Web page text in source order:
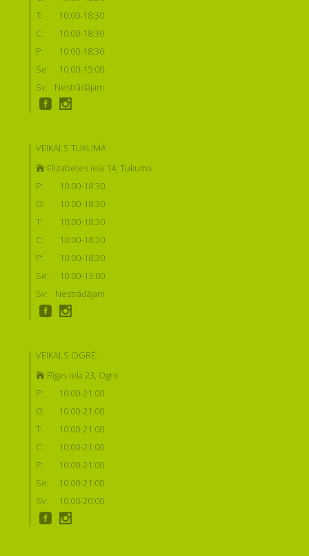
T:
10:00-18:30
C:
10:00-18:30
P:
10:00-18:30
Se:
10:00-15:00
Sv:
Nestrādājam
VEIKALS TUKUMĀ
Elizabetes iela 14, Tukums
P:
10:00-18:30
O:
10:00-18:30
T:
10:00-18:30
C:
10:00-18:30
P:
10:00-18:30
Se:
10:00-15:00
Sv:
Nestrādājam
VEIKALS OGRĒ:
Rīgas iela 23, Ogre
P:
10:00-21:00
O:
10:00-21:00
T:
10:00-21:00
C:
10:00-21:00
P:
10:00-21:00
Se:
10:00-21:00
Sv:
10:00-20:00